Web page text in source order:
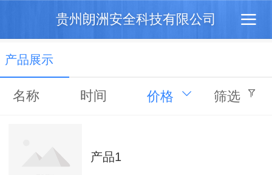
贵州朗洲安全科技有限公司
产品展示
名称 时间 价格 筛选
产品1